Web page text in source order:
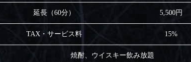
延長（60分） 5,500円
TAX・サービス料 15%
焼酎、ウイスキー飲み放題